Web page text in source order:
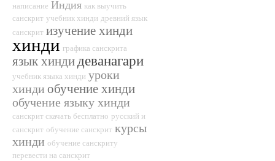
написание Индия как выучить
санскрит учебник хинди древний язык
санскрит изучение хинди
хинди графика санскрита
язык хиндидеванагари
учебник языка хинди уроки
хиндиобучение хинди
обучение языку хинди
санскрит скачать бесплатно русский и
санскрит обучение санскрит курсы
хинди обучение санскриту
перевести на санскрит